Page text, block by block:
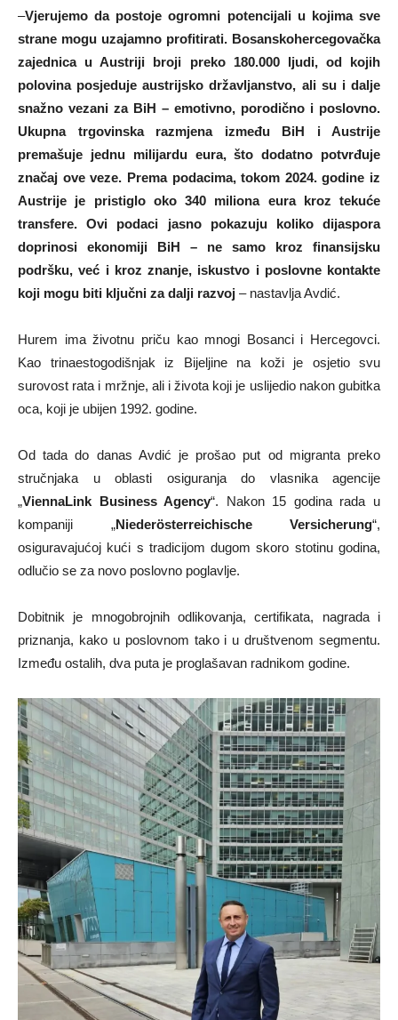
–Vjerujemo da postoje ogromni potencijali u kojima sve
strane mogu uzajamno profitirati. Bosanskohercegovačka
zajednica u Austriji broji preko 180.000 ljudi, od kojih
polovina posjeduje austrijsko državljanstvo, ali su i dalje
snažno vezani za BiH – emotivno, porodično i poslovno.
Ukupna trgovinska razmjena između BiH i Austrije
premašuje jednu milijardu eura, što dodatno potvrđuje
značaj ove veze. Prema podacima, tokom 2024. godine iz
Austrije je pristiglo oko 340 miliona eura kroz tekuće
transfere. Ovi podaci jasno pokazuju koliko dijaspora
doprinosi ekonomiji BiH – ne samo kroz finansijsku
podršku, već i kroz znanje, iskustvo i poslovne kontakte
koji mogu biti ključni za dalji razvoj – nastavlja Avdić.
Hurem ima životnu priču kao mnogi Bosanci i Hercegovci.
Kao trinaestogodišnjak iz Bijeljine na koži je osjetio svu
surovost rata i mržnje, ali i života koji je uslijedio nakon gubitka
oca, koji je ubijen 1992. godine.
Od tada do danas Avdić je prošao put od migranta preko
stručnjaka u oblasti osiguranja do vlasnika agencije
„ViennaLink Business Agency“. Nakon 15 godina rada u
kompaniji „Niederösterreichische Versicherung“,
osiguravajućoj kući s tradicijom dugom skoro stotinu godina,
odlučio se za novo poslovno poglavlje.
Dobitnik je mnogobrojnih odlikovanja, certifikata, nagrada i
priznanja, kako u poslovnom tako i u društvenom segmentu.
Između ostalih, dva puta je proglašavan radnikom godine.